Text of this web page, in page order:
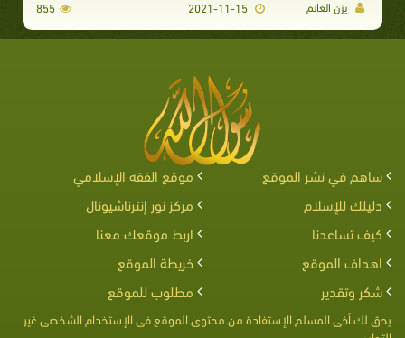
يزن الغانم 2021-11-15
855
ساهم في نشر الموقع
موقع الفقه الإسلامي
دليلك للإسلام
مركز نور إنترناشيونال
كيف تساعدنا
اربط موقعك معنا
اهداف الموقع
خريطة الموقع
شكر وتقدير
مطلوب للموقع
يحق لك أخى المسلم الإستفادة من محتوى الموقع فى الإستخدام الشخصى غير